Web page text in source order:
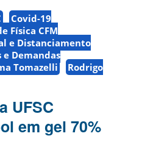
Covid-19
Física CFM
e Distanciamento
Demandas
Tomazelli
Rodrigo
UFSC
em gel 70%